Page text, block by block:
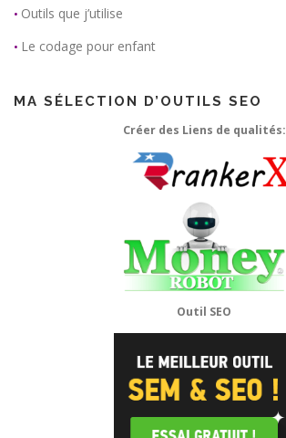
• Outils que j’utilise
• Le codage pour enfant
MA SÉLECTION D’OUTILS SEO
Créer des Liens de qualités:
Outil SEO